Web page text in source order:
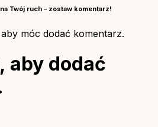
Twój ruch – zostaw komentarz!
móc dodać komentarz.
aby dodać